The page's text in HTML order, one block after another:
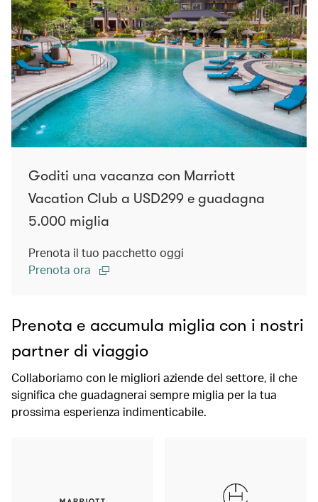
Goditi una vacanza con Marriott
Vacation Club a USD299 e guadagna
5.000 miglia
Prenota il tuo pacchetto oggi
Prenota ora
Prenota e accumula miglia con i nostri
partner di viaggio
Collaboriamo con le migliori aziende del settore, il che
significa che guadagnerai sempre miglia per la tua
prossima esperienza indimenticabile.